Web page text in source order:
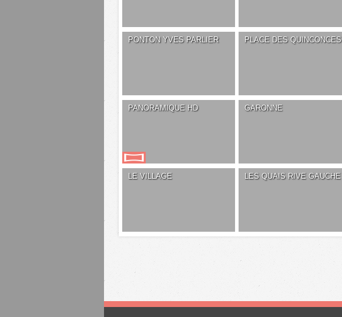
PONTON YVES PARLIER PLACE DES QUINCONCES
PANORAMIQUE HD GARONNE
LE VILLAGE LES QUAIS RIVE GAUCHE